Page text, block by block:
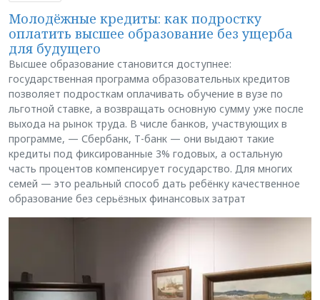
Молодёжные кредиты: как подростку
оплатить высшее образование без ущерба
для будущего
Высшее образование становится доступнее:
государственная программа образовательных кредитов
позволяет подросткам оплачивать обучение в вузе по
льготной ставке, а возвращать основную сумму уже после
выхода на рынок труда. В числе банков, участвующих в
программе, — Сбербанк, Т-банк — они выдают такие
кредиты под фиксированные 3% годовых, а остальную
часть процентов компенсирует государство. Для многих
семей — это реальный способ дать ребёнку качественное
образование без серьёзных финансовых затрат